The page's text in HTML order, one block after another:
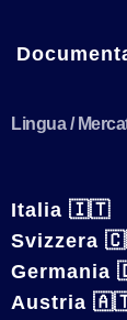
Lingua /
Italia 🇮🇹
Svizzera
Austria